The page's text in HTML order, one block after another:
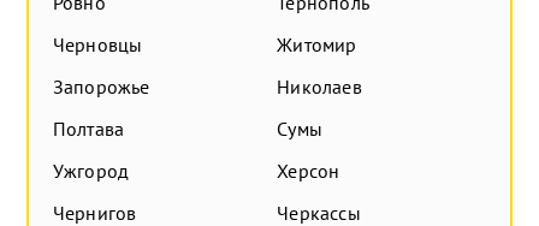
Черновцы
Житомир
Запорожье
Николаев
Полтава
Сумы
Ужгород
Херсон
Чернигов
Черкассы